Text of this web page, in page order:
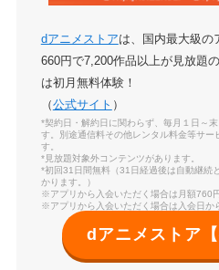
dアニメストアは、国内最大級の
660円で7,200作品以上が見放題
は初月無料体験！
（公式サイト ）
*契約日・解約日に関わらず、毎月１日～
す。別途通信料その他レンタル料金等サー
す。
*見放題対象外コンテンツがあります。
*初回31日間無料（31日経過後は自動継続
かります。）
※アプリから入会いただく場合は月額760
※アプリから入会いただく場合は入会日か
dアニメストア【